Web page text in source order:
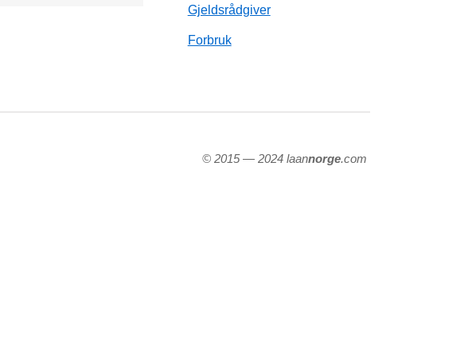
Gjeldsrådgiver
Forbruk
© 2015 — 2024 laannorge.com